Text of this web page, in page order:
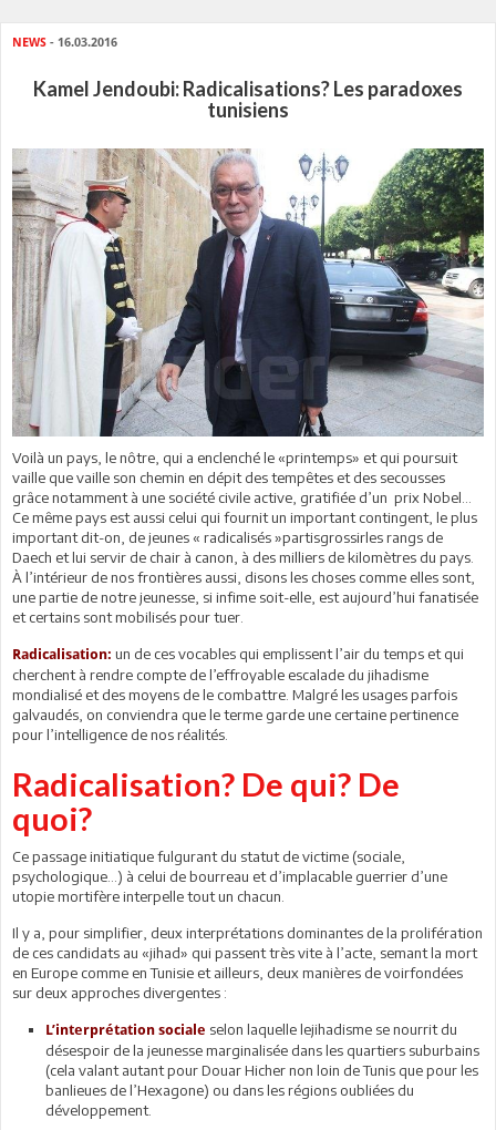
NEWS - 16.03.2016
Kamel Jendoubi: Radicalisations? Les paradoxes
tunisiens
Voilà un pays, le nôtre, qui a enclenché le «printemps» et qui poursuit
vaille que vaille son chemin en dépit des tempêtes et des secousses
grâce notamment à une société civile active, gratifiée d’un prix Nobel…
Ce même pays est aussi celui qui fournit un important contingent, le plus
important dit-on, de jeunes « radicalisés »partisgrossirles rangs de
Daech et lui servir de chair à canon, à des milliers de kilomètres du pays.
À l’intérieur de nos frontières aussi, disons les choses comme elles sont,
une partie de notre jeunesse, si infime soit-elle, est aujourd’hui fanatisée
et certains sont mobilisés pour tuer.
Radicalisation: un de ces vocables qui emplissent l’air du temps et qui
cherchent à rendre compte de l’effroyable escalade du jihadisme
mondialisé et des moyens de le combattre. Malgré les usages parfois
galvaudés, on conviendra que le terme garde une certaine pertinence
pour l’intelligence de nos réalités.
Radicalisation? De qui? De
quoi?
Ce passage initiatique fulgurant du statut de victime (sociale,
psychologique…) à celui de bourreau et d’implacable guerrier d’une
utopie mortifère interpelle tout un chacun.
Il y a, pour simplifier, deux interprétations dominantes de la prolifération
de ces candidats au «jihad» qui passent très vite à l’acte, semant la mort
en Europe comme en Tunisie et ailleurs, deux manières de voirfondées
sur deux approches divergentes :
L’interprétation sociale selon laquelle lejihadisme se nourrit du
désespoir de la jeunesse marginalisée dans les quartiers suburbains
(cela valant autant pour Douar Hicher non loin de Tunis que pour les
banlieues de l’Hexagone) ou dans les régions oubliées du
développement.